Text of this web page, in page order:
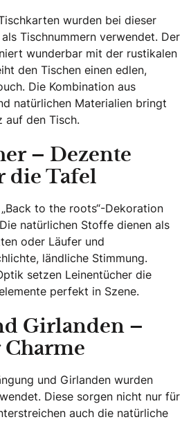
wurden bei dieser
Tischnummern verwendet. Der
wunderbar mit der rustikalen
den Tischen einen edlen,
Die Kombination aus
natürlichen Materialien bringt
auf den Tisch.
– Dezente
die Tafel
to the roots“-Dekoration
natürlichen Stoffe dienen als
oder Läufer und
ländliche Stimmung.
setzen Leinentücher die
perfekt in Szene.
Girlanden –
und Girlanden wurden
Diese sorgen nicht nur für
auch die natürliche